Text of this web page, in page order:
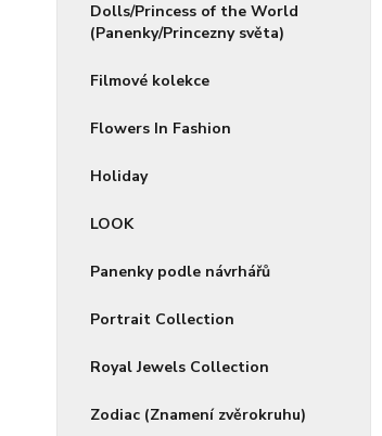
Dolls/Princess of the World
(Panenky/Princezny světa)
Filmové kolekce
Flowers In Fashion
Holiday
LOOK
Panenky podle návrhářů
Portrait Collection
Royal Jewels Collection
Zodiac (Znamení zvěrokruhu)